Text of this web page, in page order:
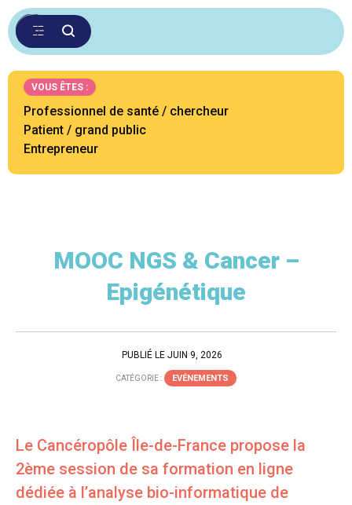
VOUS ÊTES :
Professionnel de santé / chercheur
Patient / grand public
Entrepreneur
MOOC NGS & Cancer –
Epigénétique
PUBLIÉ LE JUIN 9, 2026
CATÉGORIE : EVÉNEMENTS
Le Cancéropôle Île-de-France propose la
2ème session de sa formation en ligne
dédiée à l’analyse bio-informatique de